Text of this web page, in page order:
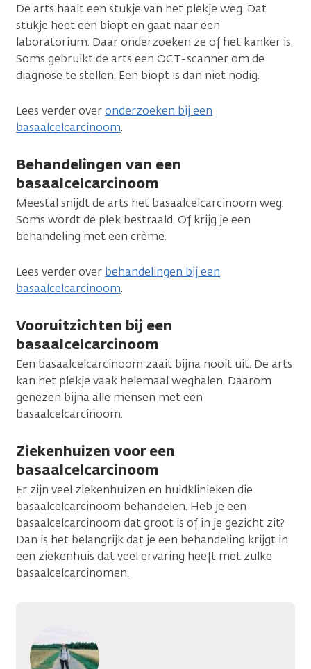
De arts haalt een stukje van het plekje weg. Dat
stukje heet een biopt en gaat naar een
laboratorium. Daar onderzoeken ze of het kanker is.
Soms gebruikt de arts een OCT-scanner om de
diagnose te stellen. Een biopt is dan niet nodig.
Lees verder overonderzoeken bij een
basaalcelcarcinoom.
Behandelingen van een
basaalcelcarcinoom
Meestal snijdt de arts het basaalcelcarcinoom weg.
Soms wordt de plek bestraald. Of krijg je een
behandeling met een crème.
Lees verder over behandelingen bij een
basaalcelcarcinoom.
Vooruitzichten bij een
basaalcelcarcinoom
Een basaalcelcarcinoom zaait bijna nooit uit. De arts
kan het plekje vaak helemaal weghalen. Daarom
genezen bijna alle mensen met een
basaalcelcarcinoom.
Ziekenhuizen voor een
basaalcelcarcinoom
Er zijn veel ziekenhuizen en huidklinieken die
basaalcelcarcinoom behandelen. Heb je een
basaalcelcarcinoom dat groot is of in je gezicht zit?
Dan is het belangrijk dat je een behandeling krijgt in
een ziekenhuis dat veel ervaring heeft met zulke
basaalcelcarcinomen.